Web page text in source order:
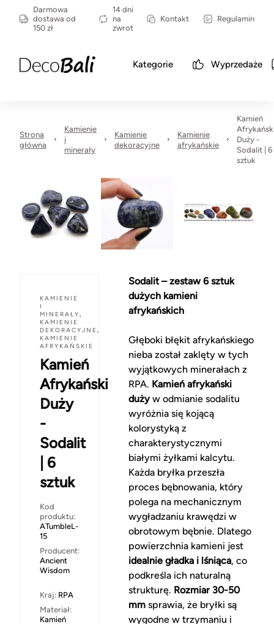
Darmowa
dostawa od
150 zł
14 dni
na
zwrot
Kontakt Regulamin
Kategorie Wyprzedaże
Strona
główna
Kamienie
i
minerały
Kamienie
dekoracyjne
Kamienie
afrykańskie
Kamień
Duży -
Sodalit | 6
sztuk
KAMIENIE
I
MINERAŁY,
KAMIENIE
DEKORACYJNE ,
KAMIENIE
AFRYKAŃSKIE
Kamień
Afrykański
Duży
-
Sodalit
| 6
sztuk
Kod
produktu:
ATumbleL-
15
Producent:
Ancient
Wisdom
Kraj: RPA
Materiał:
Kamień
Sodalit – zestaw 6 sztuk
dużych kamieni
afrykańskich
Głęboki błękit afrykańskiego
nieba został zaklęty w tych
wyjątkowych minerałach z
RPA. Kamień afrykański
dużyw odmianie sodalitu
wyróżnia się kojącą
kolorystyką z
charakterystycznymi
białymi żyłkami kalcytu.
Każda bryłka przeszła
proces bębnowania, który
polega na mechanicznym
wygładzaniu krawędzi w
obrotowym bębnie. Dlatego
powierzchnia kamieni jest
idealnie gładka i lśniąca, co
podkreśla ich naturalną
strukturę. Rozmiar 30-50
mmsprawia, że bryłki są
wygodne w trzymaniu i